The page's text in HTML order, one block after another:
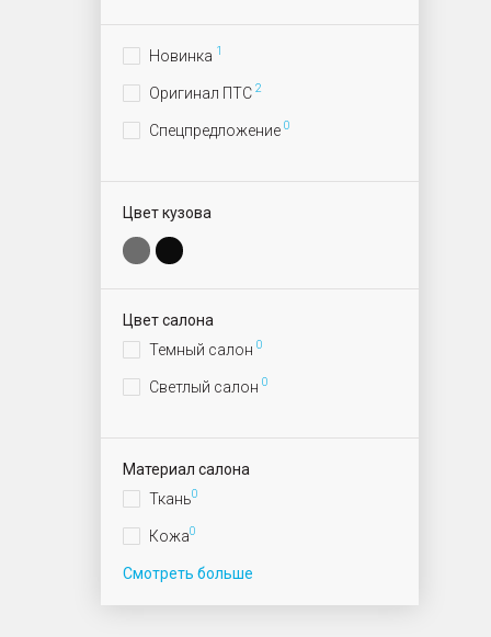
Новинка 1
Оригинал ПТС 2
Спецпредложение 0
Цвет кузова
Цвет салона
Темный салон 0
Светлый салон 0
Материал салона
Ткань0
Кожа0
Смотреть больше